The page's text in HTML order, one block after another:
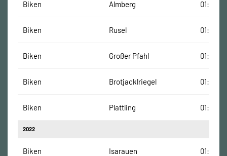
Biken Almberg
Biken Rusel
Biken Großer Pfahl
Biken Brotjacklriegel
Biken Plattling
2022
Biken Isarauen